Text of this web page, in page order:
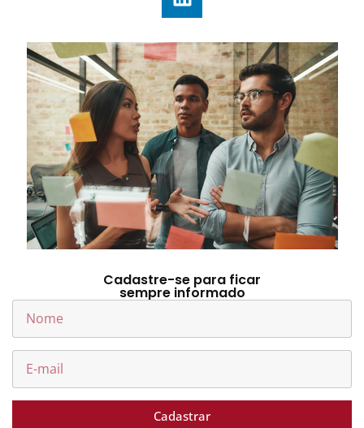
Cadastre-se para ficar
sempre informado
Cadastrar